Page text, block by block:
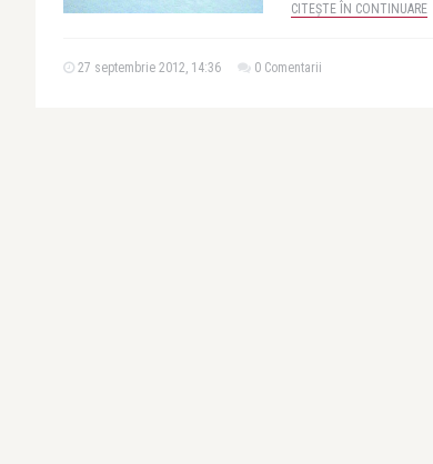
CITEȘTE ÎN CONTINUARE
27 septembrie 2012, 14:36 0 Comentarii